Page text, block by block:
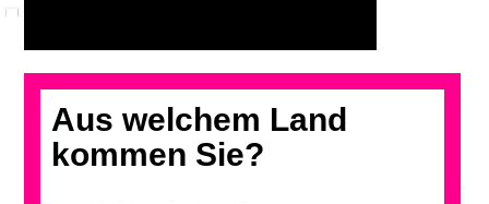
Aus welchem Land
kommen Sie?